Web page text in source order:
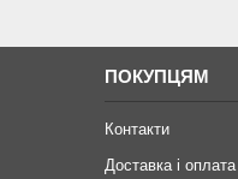
ПОКУПЦЯМ
Контакти
Доставка і оплата